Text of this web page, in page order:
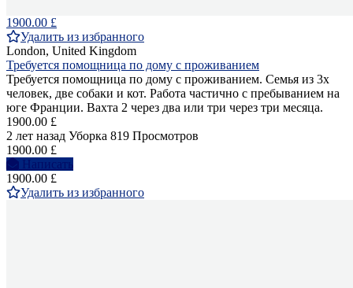
1900.00 £
Удалить из избранного
London, United Kingdom
Требуется помощница по дому с проживанием
Требуется помощница по дому с проживанием. Семья из 3х
человек, две собаки и кот. Работа частично с пребыванием на
юге Франции. Вахта 2 через два или три через три месяца.
1900.00 £
2 лет назад Уборка 819 Просмотров
1900.00 £
Написать
1900.00 £
Удалить из избранного